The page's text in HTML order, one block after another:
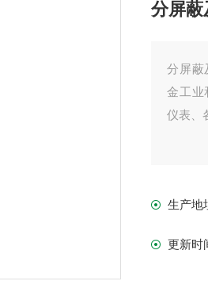
分屏
分屏蔽
金工业
仪表、
生产地
更新时